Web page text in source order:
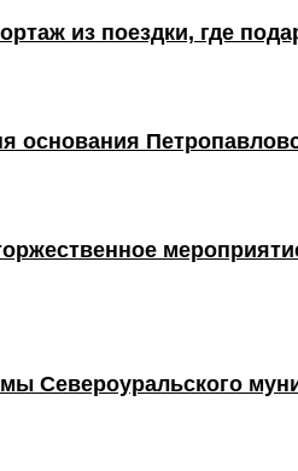
из поездки, где
основания
Североуральского